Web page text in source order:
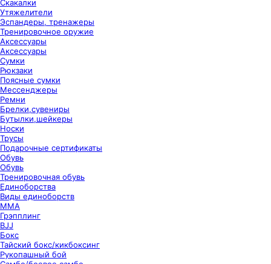
Скакалки
Утяжелители
Эспандеры, тренажеры
Тренировочное оружие
Аксессуары
Аксессуары
Сумки
Рюкзаки
Поясные сумки
Мессенджеры
Ремни
Брелки,сувениры
Бутылки,шейкеры
Носки
Трусы
Подарочные сертификаты
Обувь
Обувь
Тренировочная обувь
Единоборства
Виды единоборств
ММА
Грэпплинг
BJJ
Бокс
Тайский бокс/кикбоксинг
Рукопашный бой